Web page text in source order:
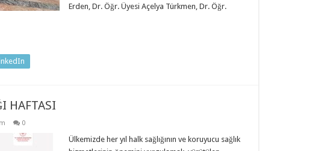
Erden, Dr. Öğr. Üyesi Açelya Türkmen, Dr. Öğr.
HAFTASI
0
Ülkemizde her yıl halk sağlığının ve koruyucu sağlık